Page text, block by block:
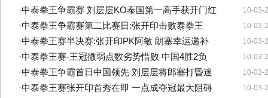
10-03-
·中泰拳王争霸赛 刘层层KO泰国第一高手获开门红
10-03-
·中泰拳王争霸赛第二比赛日:张开印击败泰拳王
10-03-
·中泰拳王赛半决赛:张开印PK阿敏 朗塞幸运递补
10-03-
·中泰拳王赛-王冠微弱点数劣势惜败 中国4胜2负
10-03-
·中泰拳王争霸首日中国领先 刘层层将郎塞打昏迷
10-03-
·中泰拳王赛张开印首秀在即 一点成夺冠最大阻碍